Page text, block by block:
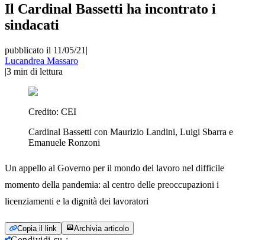
Il Cardinal Bassetti ha incontrato i
sindacati
pubblicato il 11/05/21 |
Lucandrea Massaro
|3 min di lettura
Credito: CEI
Cardinal Bassetti con Maurizio Landini, Luigi Sbarra e
Emanuele Ronzoni
Un appello al Governo per il mondo del lavoro nel difficile
momento della pandemia: al centro delle preoccupazioni i
licenziamenti e la dignità dei lavoratori
Copia il link Archivia articolo